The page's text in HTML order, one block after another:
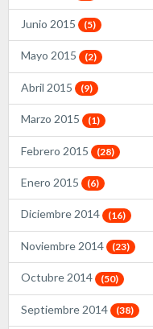
Junio 2015 (5)
Mayo 2015 (2)
Abril 2015 (9)
Marzo 2015 (1)
Febrero 2015 (28)
Enero 2015 (6)
Diciembre 2014 (16)
Noviembre 2014 (23)
Octubre 2014 (50)
Septiembre 2014 (38)